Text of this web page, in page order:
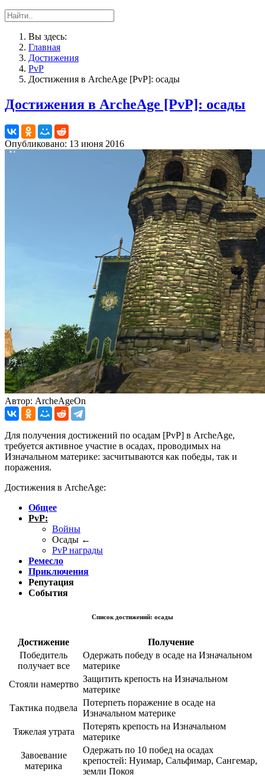
Вы здесь:
Главная
Достижения
PvP
Достижения в ArcheAge [PvP]: осады
Достижения в ArcheAge [PvP]: осады
Опубликовано: 13 июня 2016
Автор: ArcheAgeOn
Для получения достижений по осадам [PvP] в ArcheAge,
требуется активное участие в осадах, проводимых на
Изначальном материке: засчитываются как победы, так и
поражения.
Достижения в ArcheAge:
Общее
PvP:
Войны
Осады ←
PvP награды
Ремесло
Приключения
Репутация
События
Список достижений: осады
Достижение
Получение
Победитель
получает все
Одержать победу в осаде на Изначальном
материке
Стояли намертво
Защитить крепость на Изначальном
материке
Тактика подвела
Потерпеть поражение в осаде на
Изначальном материке
Тяжелая утрата
Потерять крепость на Изначальном
материке
Завоевание
материка
Одержать по 10 побед на осадах
крепостей: Нуимар, Сальфимар, Сангемар,
земли Покоя